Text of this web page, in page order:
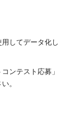
してデータ化し
ンテスト応募」
。